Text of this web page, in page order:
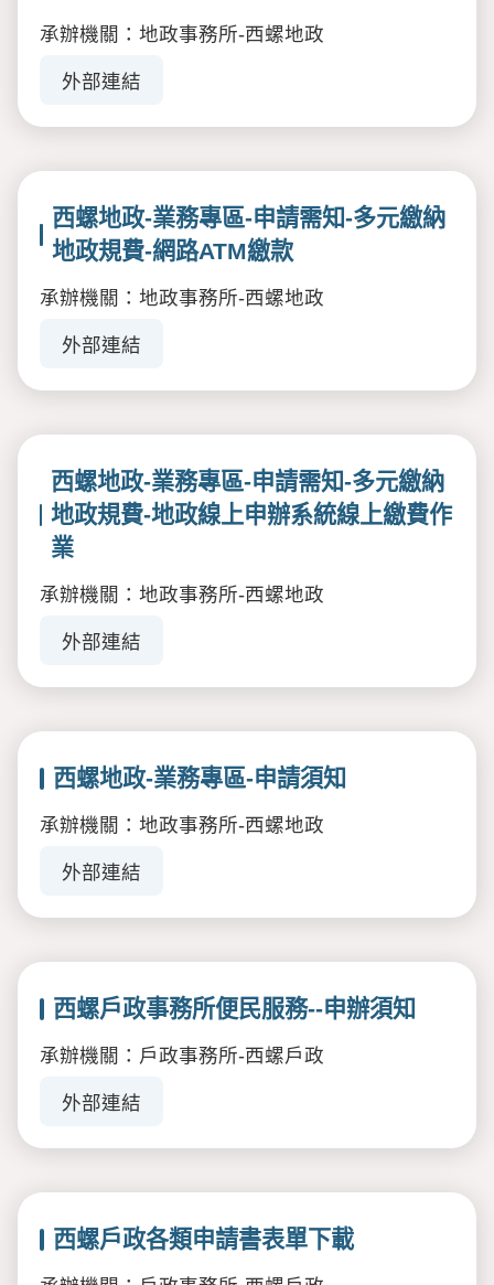
承辦機關：地政事務所-西螺地政
外部連結
西螺地政-業務專區-申請需知-多元繳納
地政規費-網路ATM繳款
承辦機關：地政事務所-西螺地政
外部連結
西螺地政-業務專區-申請需知-多元繳納
地政規費-地政線上申辦系統線上繳費作
業
承辦機關：地政事務所-西螺地政
外部連結
西螺地政-業務專區-申請須知
承辦機關：地政事務所-西螺地政
外部連結
西螺戶政事務所便民服務--申辦須知
承辦機關：戶政事務所-西螺戶政
外部連結
西螺戶政各類申請書表單下載